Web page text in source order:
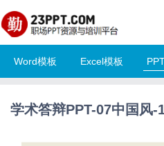
Word模板 Excel模板
学术答辩PPT-07中国风-